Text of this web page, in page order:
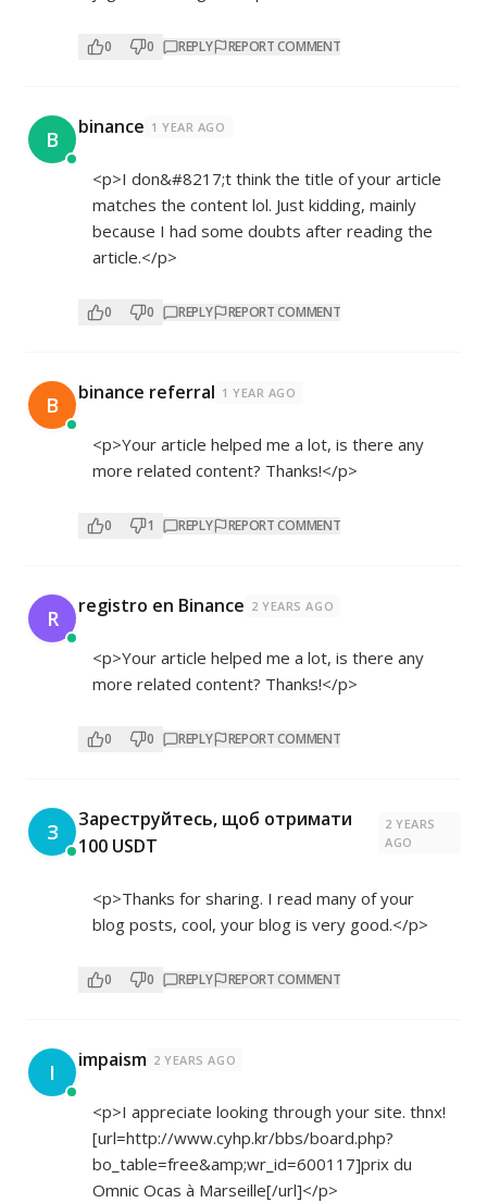
0 0 REPLY REPORT COMMENT
B binance 1 YEAR AGO
<p>I don&#8217;t think the title of your article
matches the content lol. Just kidding, mainly
because I had some doubts after reading the
article.</p>
0 0 REPLY REPORT COMMENT
B binance referral 1 YEAR AGO
<p>Your article helped me a lot, is there any
more related content? Thanks!</p>
0 1 REPLY REPORT COMMENT
R registro en Binance 2 YEARS AGO
<p>Your article helped me a lot, is there any
more related content? Thanks!</p>
0 0 REPLY REPORT COMMENT
З
Зареструйтесь, щоб отримати
100 USDT
2 YEARS
AGO
<p>Thanks for sharing. I read many of your
blog posts, cool, your blog is very good.</p>
0 0 REPLY REPORT COMMENT
I impaism 2 YEARS AGO
<p>I appreciate looking through your site. thnx!
[url=http://www.cyhp.kr/bbs/board.php?
bo_table=free&amp;wr_id=600117]prix du
Omnic Ocas à Marseille[/url]</p>